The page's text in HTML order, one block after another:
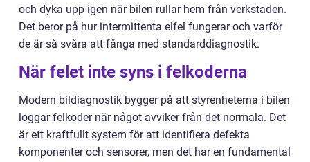
och dyka upp igen när bilen rullar hem från verkstaden.
Det beror på hur intermittenta elfel fungerar och varför
de är så svåra att fånga med standarddiagnostik.
När felet inte syns i felkoderna
Modern bildiagnostik bygger på att styrenheterna i bilen
loggar felkoder när något avviker från det normala. Det
är ett kraftfullt system för att identifiera defekta
komponenter och sensorer, men det har en fundamental